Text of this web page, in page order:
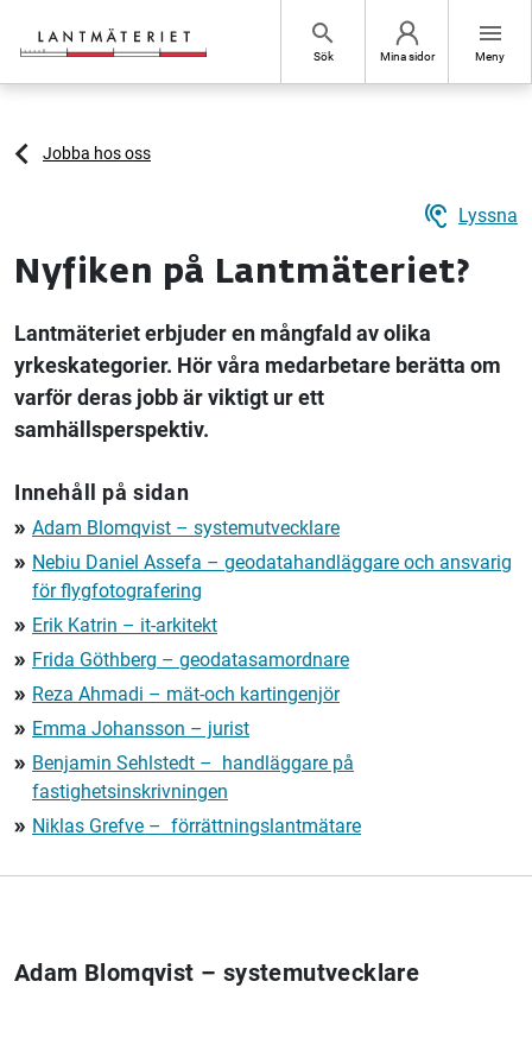
search
Sök Mina sidor
menu
Meny
Jobba hos oss
hearing Lyssna
Nyfiken på Lantmäteriet?
Lantmäteriet erbjuder en mångfald av olika
yrkeskategorier. Hör våra medarbetare berätta om
varför deras jobb är viktigt ur ett
samhällsperspektiv.
Innehåll på sidan
double_arrow Adam Blomqvist – systemutvecklare
double_arrow Nebiu Daniel Assefa – geodatahandläggare och ansvarig
för flygfotografering
double_arrow Erik Katrin – it-arkitekt
double_arrow Frida Göthberg – geodatasamordnare
double_arrow Reza Ahmadi – mät-och kartingenjör
double_arrow Emma Johansson – jurist
double_arrow Benjamin Sehlstedt – handläggare på
fastighetsinskrivningen
double_arrow Niklas Grefve – förrättningslantmätare
Adam Blomqvist – systemutvecklare